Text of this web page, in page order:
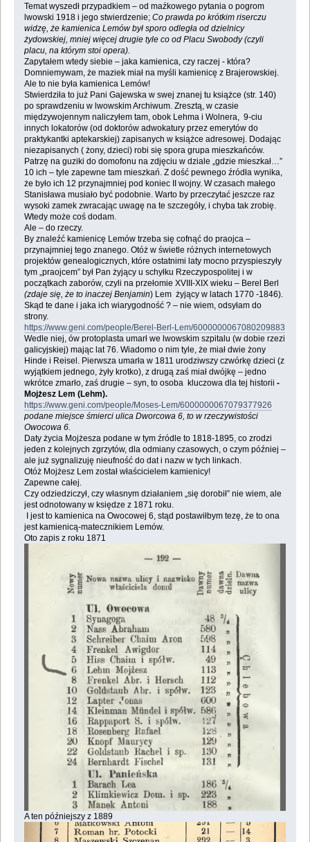
Temat wyszedł przypadkiem – od maźkowego pytania o pogrom
lwowski 1918 i jego stwierdzenie;Co prawda po krótkim riserczu
widzę, że kamienica Lemów był sporo odległa od dzielnicy
żydowskiej, mniej więcej drugie tyle co od Placu Swobody (czyli
placu, na którym stoi opera).
Zapytałem wtedy siebie – jaka kamienica, czy raczej - która?
Domniemywam, że maziek miał na myśli kamienicę z Brajerowskiej.
Ale to nie była kamienica Lemów!
Stwierdziła to już Pani Gajewska w swej znanej tu książce (str. 140)
po sprawdzeniu w lwowskim Archiwum. Zresztą, w czasie
międzywojennym naliczyłem tam, obok Lehma i Wolnera, 9-ciu
innych lokatorów (od doktorów adwokatury przez emerytów do
praktykantki aptekarskiej) zapisanych w książce adresowej. Dodając
niezapisanych ( żony, dzieci) robi się spora grupa mieszkańców.
Patrzę na guziki do domofonu na zdjęciu w dziale „gdzie mieszkał…”
10 ich – tyle zapewne tam mieszkań. Z dość pewnego źródła wynika,
że było ich 12 przynajmniej pod koniec II wojny. W czasach małego
Stanisława musiało być podobnie. Warto by przeczytać jeszcze raz
wysoki zamek zwracając uwagę na te szczegóły, i chyba tak zrobię.
Wtedy może coś dodam.
Ale – do rzeczy.
By znaleźć kamienicę Lemów trzeba się cofnąć do praojca –
przynajmniej tego znanego. Otóż w świetle różnych internetowych
projektów genealogicznych, które ostatnimi laty mocno przyspieszyły
tym „praojcem” był Pan żyjący u schyłku Rzeczypospolitej i w
początkach zaborów, czyli na przełomie XVIII-XIX wieku – Berel Berl
(zdaje się, że to inaczej Benjamin) Lem żyjący w latach 1770 -1846).
Skąd te dane i jaka ich wiarygodność ? – nie wiem, odsyłam do
strony.
https://www.geni.com/people/Berel-Berl-Lem/6000000067080209883
Wedle niej, ów protoplasta umarł we lwowskim szpitalu (w dobie rzezi
galicyjskiej) mając lat 76. Wiadomo o nim tyle, że miał dwie żony
Hinde i Reisel. Pierwsza umarła w 1811 urodziwszy czwórkę dzieci (z
wyjątkiem jednego, żyły krotko), z drugą zaś miał dwójkę – jedno
wkrótce zmarło, zaś drugie – syn, to osoba kluczowa dla tej historii -
Mojżesz Lem (Lehm).
https://www.geni.com/people/Moses-Lem/6000000067079377926
podane miejsce śmierci ulica Dworcowa 6, to w rzeczywistości
Owocowa 6.
Daty życia Mojżesza podane w tym źródle to 1818-1895, co zrodzi
jeden z kolejnych zgrzytów, dla odmiany czasowych, o czym później –
ale już sygnalizuję nieufność do dat i nazw w tych linkach.
Otóż Mojżesz Lem został właścicielem kamienicy!
Zapewne całej.
Czy odziedziczył, czy własnym działaniem „się dorobił” nie wiem, ale
jest odnotowany w księdze z 1871 roku.
I jest to kamienica na Owocowej 6, stąd postawiłbym tezę, że to ona
jest kamienicą-matecznikiem Lemów.
Oto zapis z roku 1871
A ten późniejszy z 1889